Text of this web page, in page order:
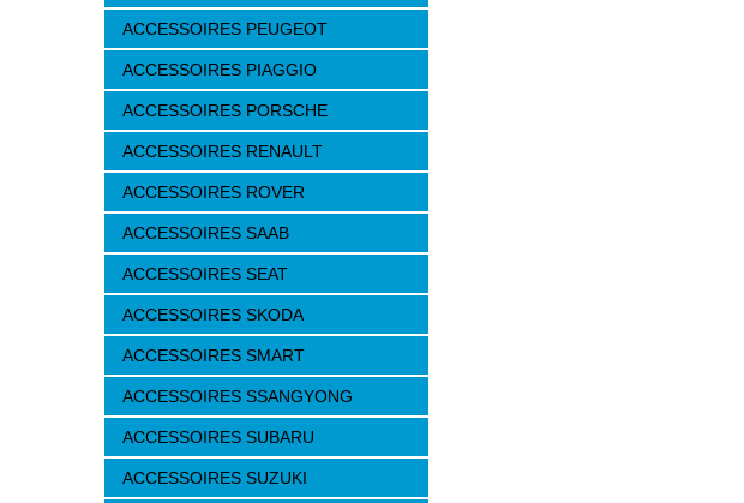
ACCESSOIRES PEUGEOT
ACCESSOIRES PIAGGIO
ACCESSOIRES PORSCHE
ACCESSOIRES RENAULT
ACCESSOIRES ROVER
ACCESSOIRES SAAB
ACCESSOIRES SEAT
ACCESSOIRES SKODA
ACCESSOIRES SMART
ACCESSOIRES SSANGYONG
ACCESSOIRES SUBARU
ACCESSOIRES SUZUKI